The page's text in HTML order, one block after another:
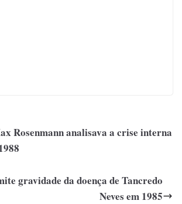
Rosenmann analisava a crise interna
gravidade da doença de Tancredo
Neves em 1985